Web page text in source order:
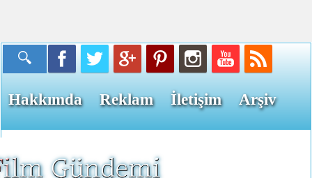
Hakkımda Reklam İletişim Arşiv